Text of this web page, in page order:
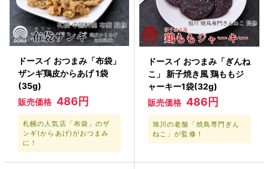
ドースイ おつまみ「布袋」
ザンギ鶏皮からあげ 1袋
(35g)
販売価格 486円
札幌の人気店「布袋」のザ
ンギ(からあげ)がおつまみ
に！
ドースイ おつまみ「ぎんね
こ」 新子焼き風 鶏ももジ
ャーキー1袋(32g)
販売価格 486円
旭川の老舗「焼鳥専門ぎん
ねこ」が監修！